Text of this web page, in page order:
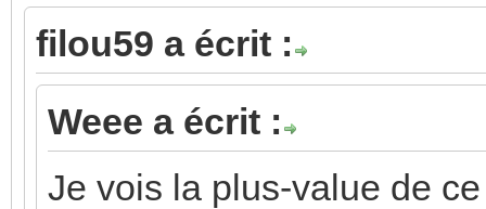
filou59 a écrit :
Weee a écrit :
Je vois la plus-value de